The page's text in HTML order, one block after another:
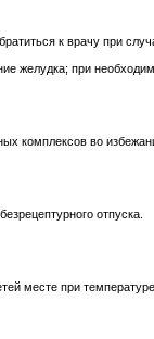
к врачу при
желудка; при
комплексов во
отпуска.
месте при